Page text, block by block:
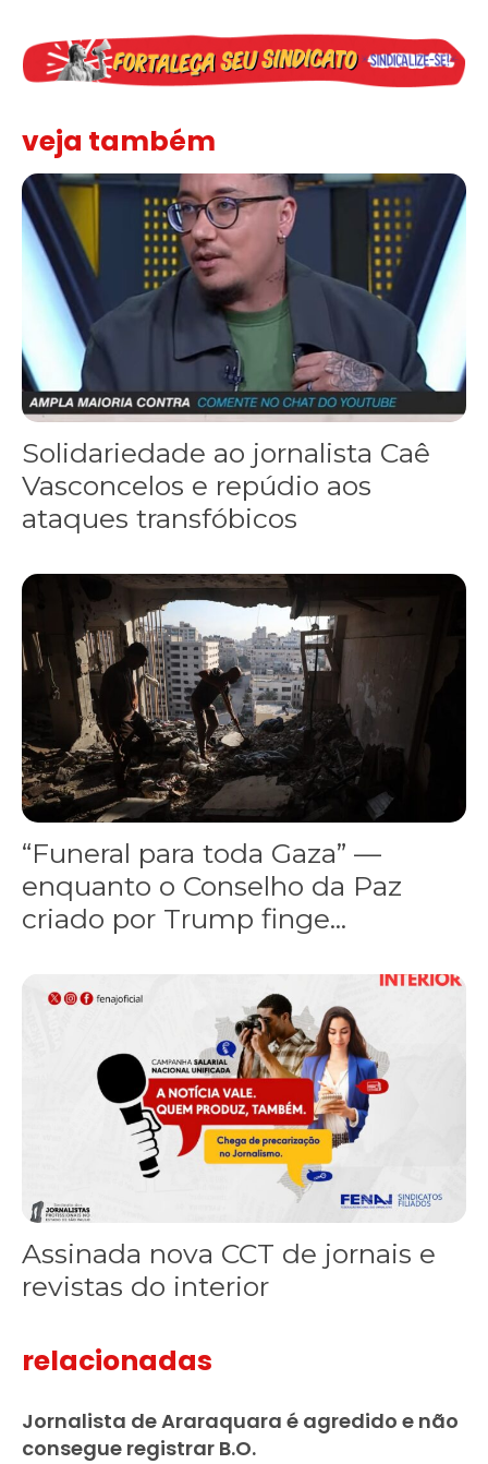
veja também
Solidariedade ao jornalista Caê Vasconcelos e repúdio aos
Solidariedade ao jornalista Caê
Vasconcelos e repúdio aos
ataques transfóbicos
“Funeral para toda Gaza” — enquanto o Conselho da Paz
“Funeral para toda Gaza” —
enquanto o Conselho da Paz
criado por Trump finge...
Assinada nova CCT de jornais e revistas do interior
Assinada nova CCT de jornais e
revistas do interior
relacionadas
Jornalista de Araraquara é agredido e não
consegue registrar B.O.